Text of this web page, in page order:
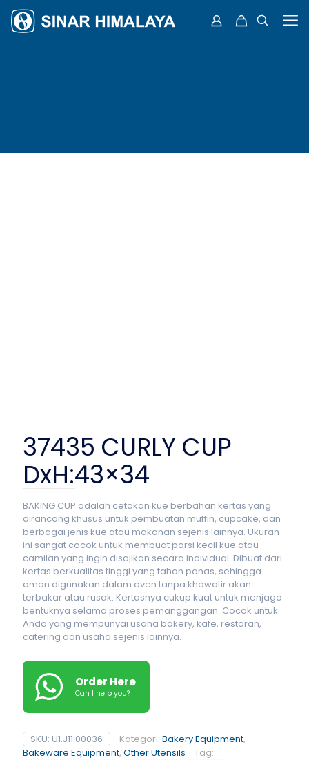
37435 CURLY CUP
DxH:43×34
BAKING CUP adalah cetakan kue berbahan kertas yang
dirancang khusus untuk pembuatan muffin, cupcake, dan
berbagai jenis kue atau makanan sejenis lainnya. Ukuran
ini sangat cocok untuk membuat porsi kecil kue atau
camilan yang ingin disajikan secara individual. Dibuat dari
kertas berkualitas tinggi yang tahan panas, sehingga
aman digunakan dalam oven tanpa khawatir akan
terbakar atau rusak. Kertasnya cukup kuat untuk menjaga
bentuknya selama proses pemanggangan. Cocok untuk
Anda yang mempunyai usaha bakery, kafe, restoran,
catering dan usaha sejenis lainnya.
Order Here
Can I help you?
SKU: U1.J11.00036 Kategori: Bakery Equipment,
Bakeware Equipment, Other Utensils Tag: